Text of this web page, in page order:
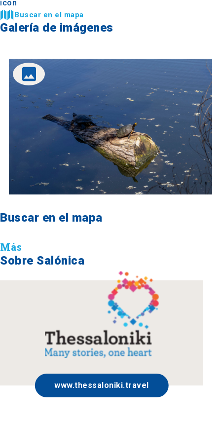
Buscar en el mapa
Galería de imágenes
Buscar en el mapa
Más
Sobre Salónica
www.thessaloniki.travel